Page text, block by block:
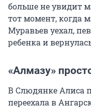
больше не увидит
тот момент, когда
Муравьев уехал,
ребенка и
«Алмазу»
В Слюдянке Алиса
переехала в